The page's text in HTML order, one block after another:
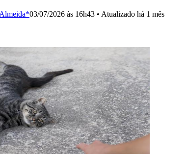
03/07/2026 às 16h43 • Atualizado há 1 mês